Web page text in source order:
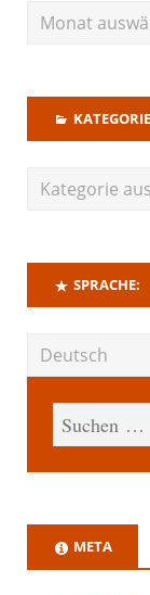
SPRACHE:
META